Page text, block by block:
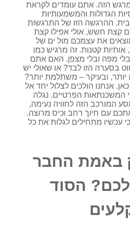
הזה. אתם עומדים לקראת
הגדולות והמשמעותיות
בית. ההרגשה הזו של התרגשות
קצת חשש, אולי אפילו קצת
את עצמכם מול ים של
אותיות קטנות. זה מרגיש כמו
מפה ובלי מצפן. האם אתם
בסערה הזו לבד? או שאולי יש
יותר, ובעיקר – משתלמת יותר?
אנחנו הולכים לצלול יחד אל
המשכנתאות הפרטיים. נגלה
המורכב הזה לחוויה נעימה,
עם חיוך רחב וכיס מרוצה.
עכשיו מתחילים לגלות את כל
באמת החבר
הסוד